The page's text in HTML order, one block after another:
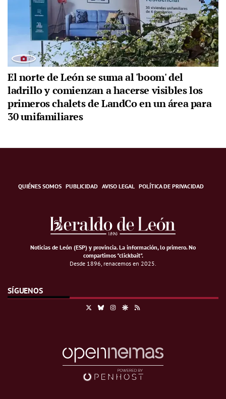
El norte de León se suma al 'boom' del
ladrillo y comienzan a hacerse visibles los
primeros chalets de LandCo en un área para
30 unifamiliares
QUIÉNES SOMOS PUBLICIDAD AVISO LEGAL POLÍTICA DE PRIVACIDAD
Noticias de León (ESP) y provincia. La información, lo primero.No
compartimos "clickbait".
Desde 1896, renacemos en 2025.
SÍGUENOS
BlueskyInstagramGoogle Discover